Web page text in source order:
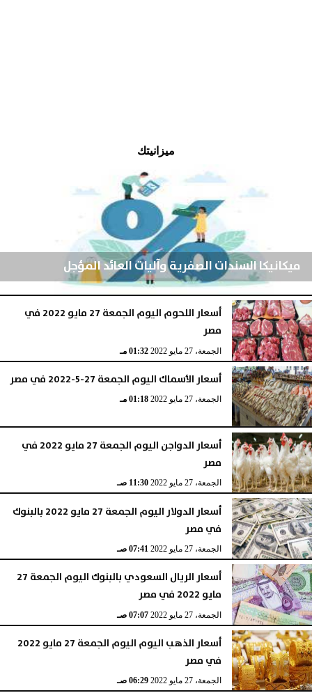
ميزانيتك
ميكانيكا السندات الصفرية وآليات العائد المؤجل
الأربعاء، 15 أبريل 2026 12:18 مـ
أسعار اللحوم اليوم الجمعة 27 مايو 2022 في
مصر
الجمعة، 27 مايو 2022 01:32 مـ
أسعار الأسماك اليوم الجمعة 27-5-2022 في مصر
الجمعة، 27 مايو 2022 01:18 مـ
أسعار الدواجن اليوم الجمعة 27 مايو 2022 في
مصر
الجمعة، 27 مايو 2022 11:30 صـ
أسعار الدولار اليوم الجمعة 27 مايو 2022 بالبنوك
في مصر
الجمعة، 27 مايو 2022 07:41 صـ
أسعار الريال السعودي بالبنوك اليوم الجمعة 27
مايو 2022 في مصر
الجمعة، 27 مايو 2022 07:07 صـ
أسعار الذهب اليوم اليوم الجمعة 27 مايو 2022
في مصر
الجمعة، 27 مايو 2022 06:29 صـ